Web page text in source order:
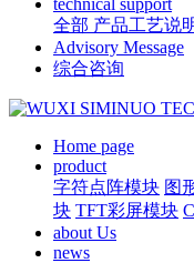
technical support
全部 产品工艺说
Advisory Message
综合咨询
Home page
product
字符点阵模块 图
块 TFT彩屏模块
about Us
news